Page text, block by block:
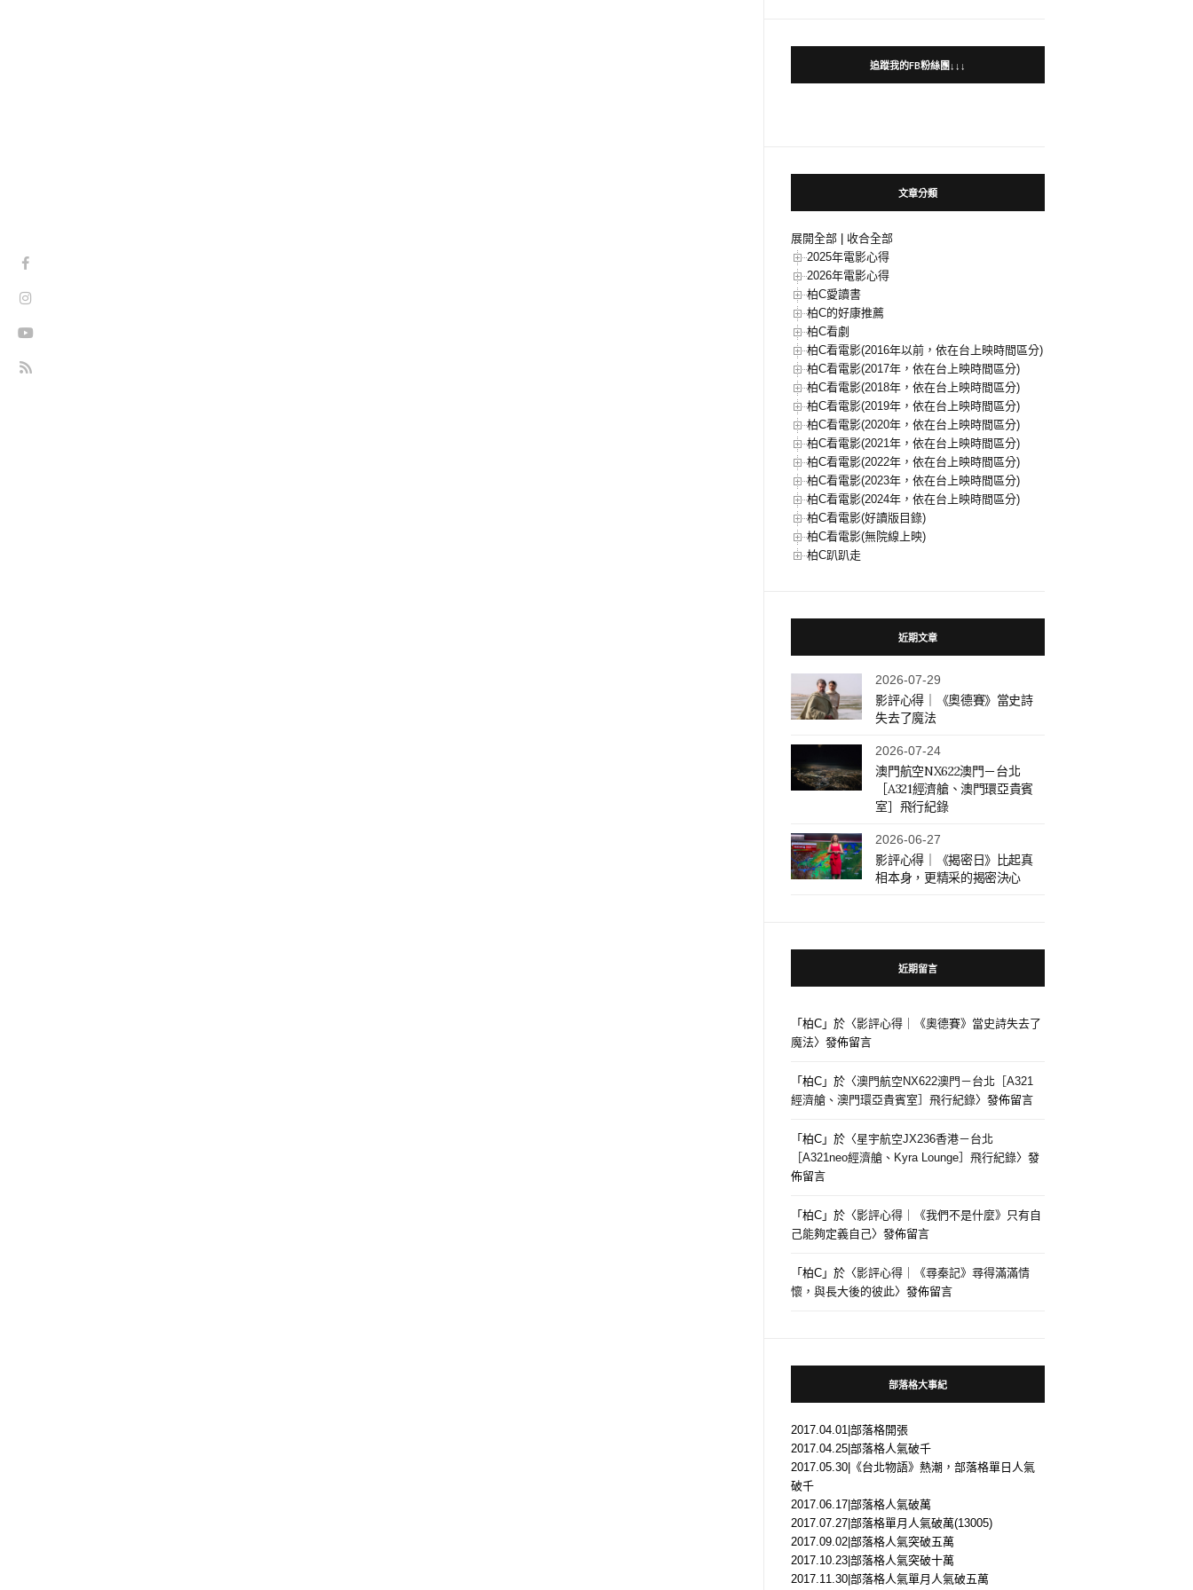
追蹤我的FB粉絲團↓↓↓
文章分類
展開全部
收合全部
2025年電影心得
2026年電影心得
柏C愛讀書
柏C的好康推薦
柏C看劇
柏C看電影(2016年以前，依在台上映時間區分)
柏C看電影(2017年，依在台上映時間區分)
柏C看電影(2018年，依在台上映時間區分)
柏C看電影(2019年，依在台上映時間區分)
柏C看電影(2020年，依在台上映時間區分)
柏C看電影(2021年，依在台上映時間區分)
柏C看電影(2022年，依在台上映時間區分)
柏C看電影(2023年，依在台上映時間區分)
柏C看電影(2024年，依在台上映時間區分)
柏C看電影(好讀版目錄)
柏C看電影(無院線上映)
柏C趴趴走
近期文章
2026-07-29
影評心得｜《奧德賽》當史詩
失去了魔法
2026-07-24
澳門航空NX622澳門－台北
［A321經濟艙、澳門環亞貴賓
室］飛行紀錄
2026-06-27
影評心得｜《揭密日》比起真
相本身，更精采的揭密決心
近期留言
「柏C 」於〈影評心得｜《奧德賽》當史詩失去了
魔法〉發佈留言
「柏C 」於〈澳門航空NX622澳門－台北［A321
經濟艙、澳門環亞貴賓室］飛行紀錄〉發佈留言
「柏C 」於〈星宇航空JX236香港－台北
［A321neo經濟艙、Kyra Lounge］飛行紀錄〉發
佈留言
「柏C 」於〈影評心得｜《我們不是什麼》只有自
己能夠定義自己〉發佈留言
「柏C 」於〈影評心得｜《尋秦記》尋得滿滿情
懷，與長大後的彼此〉發佈留言
部落格大事紀
2017.04.01|部落格開張
2017.04.25|部落格人氣破千
2017.05.30|《台北物語》熱潮，部落格單日人氣
破千
2017.06.17|部落格人氣破萬
2017.07.27|部落格單月人氣破萬(13005)
2017.09.02|部落格人氣突破五萬
2017.10.23|部落格人氣突破十萬
2017.11.30|部落格人氣單月人氣破五萬